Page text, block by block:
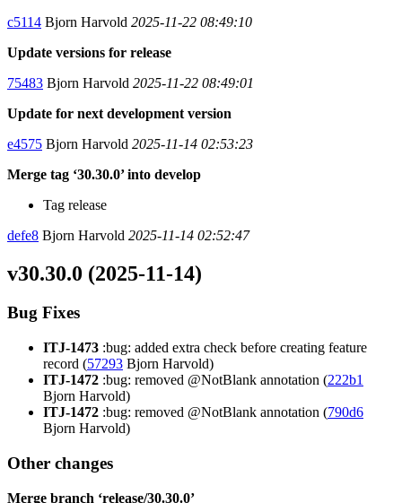
c5114 Bjorn Harvold 2025-11-22 08:49:10
Update versions for release
75483 Bjorn Harvold 2025-11-22 08:49:01
Update for next development version
e4575 Bjorn Harvold 2025-11-14 02:53:23
Merge tag ‘30.30.0’ into develop
Tag release
defe8 Bjorn Harvold 2025-11-14 02:52:47
v30.30.0 (2025-11-14)
Bug Fixes
ITJ-1473 :bug: added extra check before creating feature
record (57293 Bjorn Harvold)
ITJ-1472 :bug: removed @NotBlank annotation (222b1
Bjorn Harvold)
ITJ-1472 :bug: removed @NotBlank annotation (790d6
Bjorn Harvold)
Other changes
Merge branch ‘release/30.30.0’